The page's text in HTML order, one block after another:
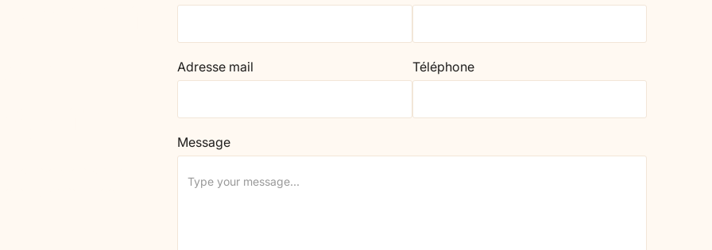
Les Voisins Beaucemaine offers a soothing setting
surrounded by nature in Brittany.
A stay for caregiver couples to catch
A weekend for caregiver mums and
supported.
You come with a parent, partner,
Adresse mail Téléphone
Message